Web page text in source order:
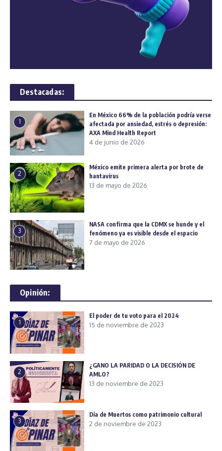
Destacadas:
1
En México 66% de la población podría verse
afectada por ansiedad, estrés o depresión:
AXA Mind Health Report
4 de junio de 2026
2
México emite primera alerta por brote de
hantavirus
13 de mayo de 2026
3
NASA confirma que la CDMX se hunde y el
fenómeno ya es visible desde el espacio
7 de mayo de 2026
Opinión:
1
El poder de tu voto para el 2024
15 de noviembre de 2023
2
¿GANO LA PARIDAD O LA DECISIÓN DE
AMLO?
13 de noviembre de 2023
3
Día de Muertos como patrimonio cultural
2 de noviembre de 2023